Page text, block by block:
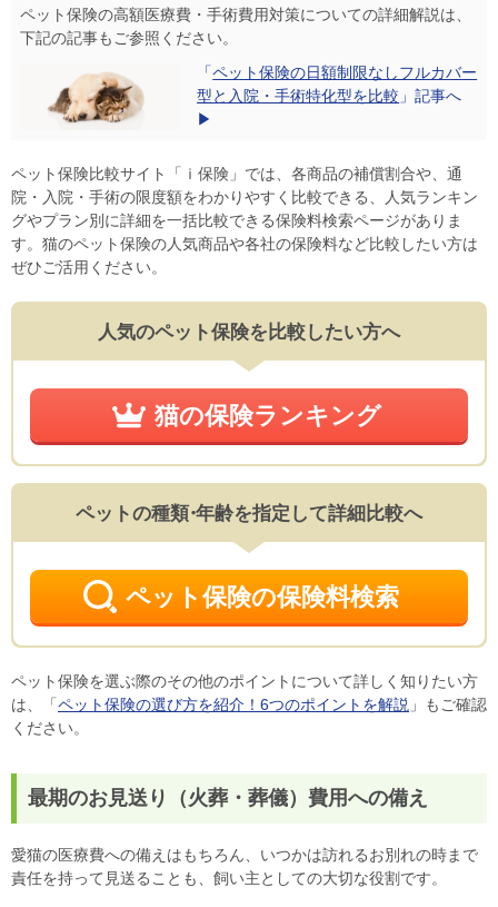
ペット保険の高額医療費・手術費用対策についての詳細解説は、
下記の記事もご参照ください。
「ペット保険の日額制限なしフルカバー
型と入院・手術特化型を比較 」記事へ
▶
ペット保険比較サイト「ｉ保険」では、各商品の補償割合や、通
院・入院・手術の限度額をわかりやすく比較できる、人気ランキン
グやプラン別に詳細を一括比較できる保険料検索ページがありま
す。猫のペット保険の人気商品や各社の保険料など比較したい方は
ぜひご活用ください。
人気のペット保険を比較したい方へ
猫の保険ランキング
ペットの種類・年齢を指定して詳細比較へ
ペット保険の保険料検索
ペット保険を選ぶ際のその他のポイントについて詳しく知りたい方
は、「 ペット保険の選び方を紹介！6つのポイントを解説 」もご確認
ください。
最期のお見送り（火葬・葬儀）費用への備え
愛猫の医療費への備えはもちろん、いつかは訪れるお別れの時まで
責任を持って見送ることも、飼い主としての大切な役割です。